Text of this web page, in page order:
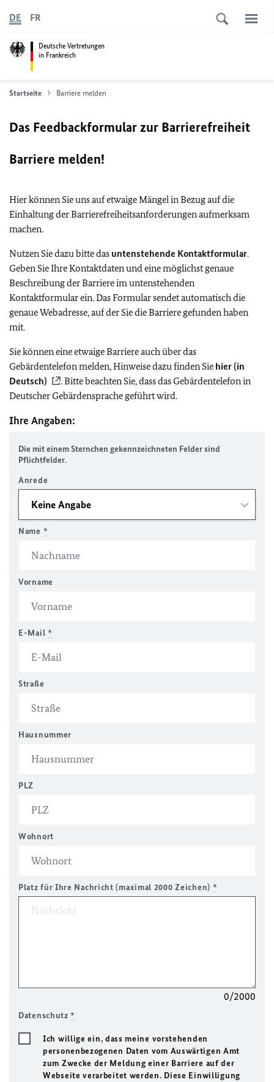
Deutsche Vertretungen
in Frankreich
DE FR
Startseite Barriere melden
Das Feedbackformular zur Barrierefreiheit
Barriere melden!
Hier können Sie uns auf etwaige Mängel in Bezug auf die
Einhaltung der Barrierefreiheitsanforderungen aufmerksam
machen.
Nutzen Sie dazu bitte das untenstehende Kontaktformular.
Geben Sie Ihre Kontaktdaten und eine möglichst genaue
Beschreibung der Barriere im untenstehenden
Kontaktformular ein. Das Formular sendet automatisch die
genaue Webadresse, auf der Sie die Barriere gefunden haben
mit.
Sie können eine etwaige Barriere auch über das
Gebärdentelefon melden, Hinweise dazu finden Sie hier (in
Deutsch)
. Bitte beachten Sie, dass das Gebärdentelefon in
Deutscher Gebärdensprache geführt wird.
Ihre Angaben:
Die mit einem Sternchen gekennzeichneten Felder sind
Pflichtfelder.
Anrede
Name *
Vorname
E-Mail *
Straße
Hausnummer
PLZ
Wohnort
Platz für Ihre Nachricht (maximal 2000 Zeichen) *
0/2000
Datenschutz*
Ich willige ein, dass meine vorstehenden
personenbezogenen Daten vom Auswärtigen Amt
zum Zwecke der Meldung einer Barriere auf der
Webseite verarbeitet werden. Diese Einwilligung